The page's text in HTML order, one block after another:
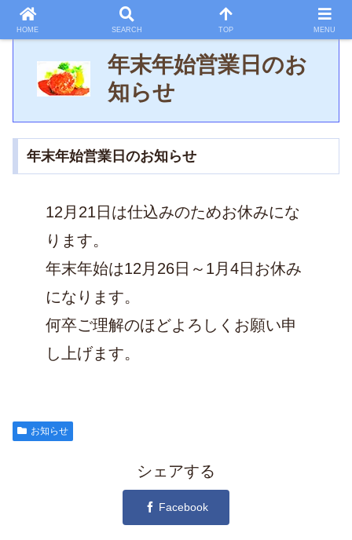
年末年始営業日のお
知らせ
年末年始営業日のお知らせ
12月21日は仕込みのためお休みにな
ります。
年末年始は12月26日～1月4日お休み
になります。
何卒ご理解のほどよろしくお願い申
し上げます。
お知らせ
シェアする
Facebook
HOME SEARCH TOP MENU